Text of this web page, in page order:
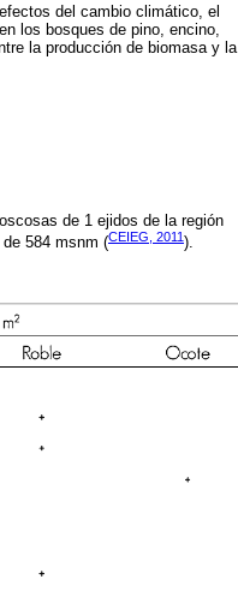
del cambio climático, el
los bosques de pino, encino,
la producción de biomasa y la
de 1 ejidos de la región
de 584 msnm (CEIEG, 2011).